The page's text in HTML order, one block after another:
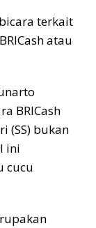
terkait
atau
BRICash
(SS) bukan
ini
cucu